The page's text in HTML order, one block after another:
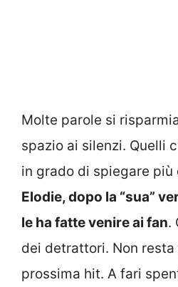
Molte parole si
spazio ai silenzi. Quelli
in grado di spiegare più
Elodie, dopo la “sua”
le ha fatte venire ai fan.
dei detrattori. Non
prossima hit. A fari